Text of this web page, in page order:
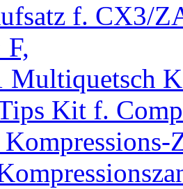
f. CX3/
Multiquetsch
Kit f.